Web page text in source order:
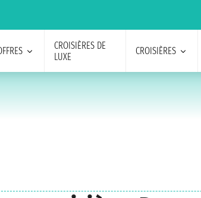
CROISIÈRES DE
LUXE
CROISIÈRES